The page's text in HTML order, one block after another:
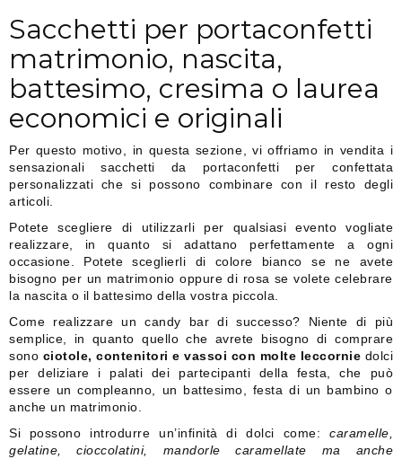
Sacchetti per portaconfetti
matrimonio, nascita,
battesimo, cresima o laurea
economici e originali
Per questo motivo, in questa sezione, vi offriamo in vendita i
sensazionali sacchetti da portaconfetti per confettata
personalizzati che si possono combinare con il resto degli
articoli.
Potete scegliere di utilizzarli per qualsiasi evento vogliate
realizzare, in quanto si adattano perfettamente a ogni
occasione. Potete sceglierli di colore bianco se ne avete
bisogno per un matrimonio oppure di rosa se volete celebrare
la nascita o il battesimo della vostra piccola.
Come realizzare un candy bar di successo? Niente di più
semplice, in quanto quello che avrete bisogno di comprare
sono ciotole, contenitori e vassoi con molte leccornie dolci
per deliziare i palati dei partecipanti della festa, che può
essere un compleanno, un battesimo, festa di un bambino o
anche un matrimonio.
Si possono introdurre un’infinità di dolci come: caramelle,
gelatine, cioccolatini, mandorle caramellate ma anche